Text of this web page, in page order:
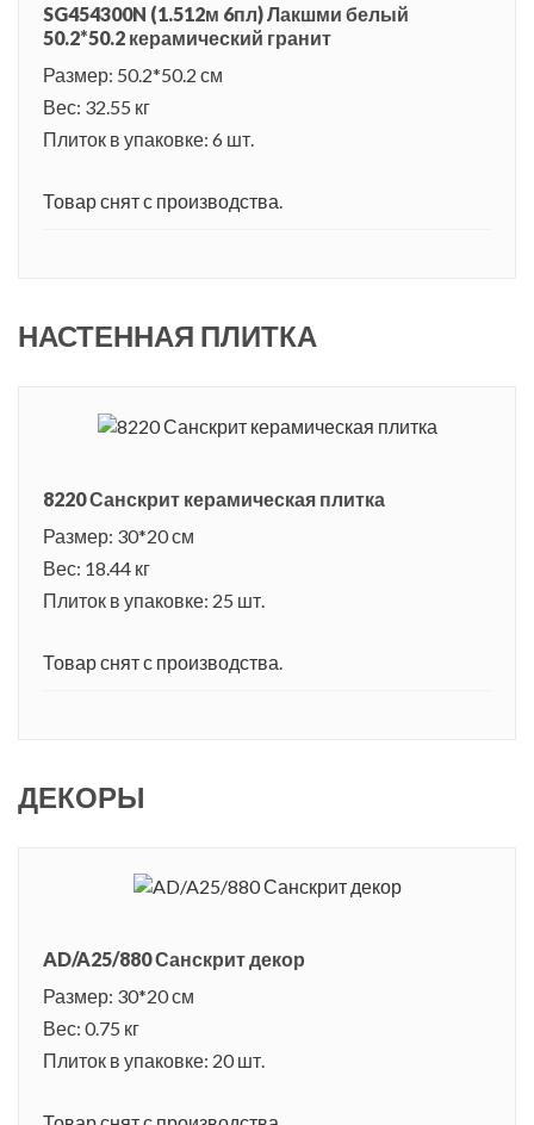
SG454300N (1.512м 6пл) Лакшми белый
50.2*50.2 керамический гранит
Размер: 50.2*50.2 см
Вес: 32.55 кг
Плиток в упаковке: 6 шт.
Товар снят с производства.
НАСТЕННАЯ ПЛИТКА
8220 Санскрит керамическая плитка
Размер: 30*20 см
Вес: 18.44 кг
Плиток в упаковке: 25 шт.
Товар снят с производства.
ДЕКОРЫ
AD/A25/880 Санскрит декор
Размер: 30*20 см
Вес: 0.75 кг
Плиток в упаковке: 20 шт.